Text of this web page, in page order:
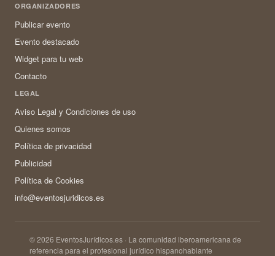
ORGANIZADORES
Publicar evento
Evento destacado
Widget para tu web
Contacto
LEGAL
Aviso Legal y Condiciones de uso
Quienes somos
Política de privacidad
Publicidad
Política de Cookies
info@eventosjuridicos.es
© 2026 EventosJurídicos.es · La comunidad iberoamericana de
referencia para el profesional jurídico hispanohablante